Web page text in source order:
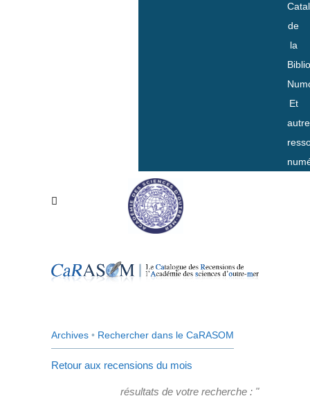
de
la
Et
Archives • Rechercher dans le CaRASOM
Retour aux recensions du mois
résultats de votre recherche : "